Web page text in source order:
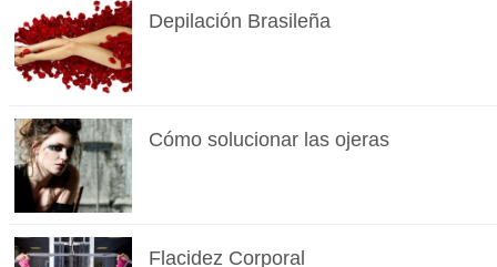
Depilación Brasileña
Cómo solucionar las ojeras
Flacidez Corporal